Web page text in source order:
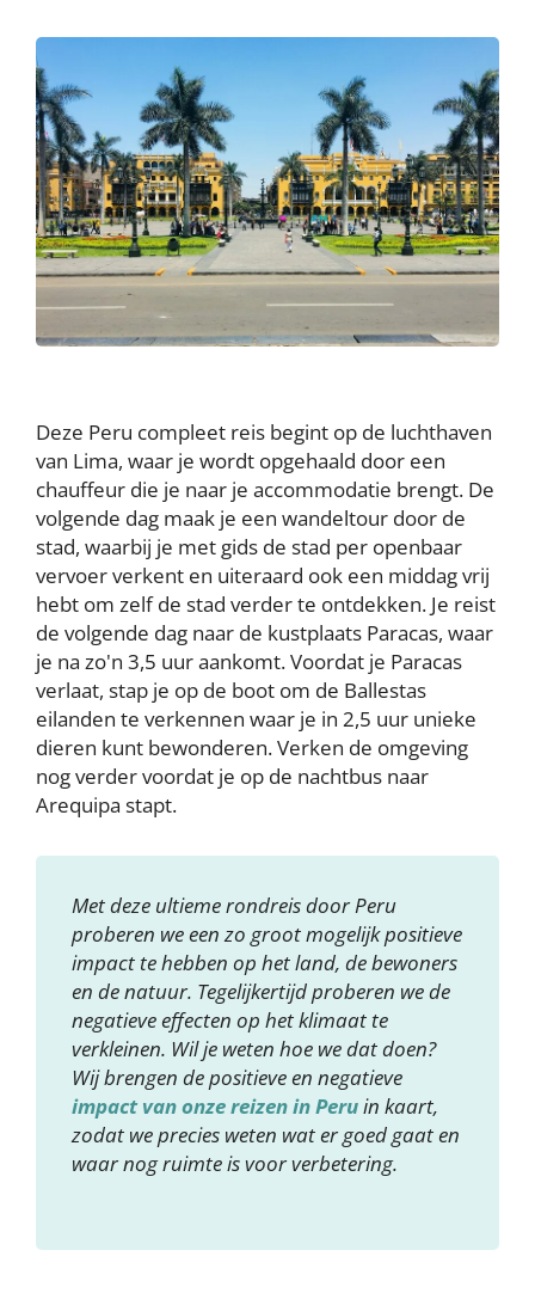
Deze Peru compleet reis begint op de luchthaven
van Lima, waar je wordt opgehaald door een
chauffeur die je naar je accommodatie brengt. De
volgende dag maak je een wandeltour door de
stad, waarbij je met gids de stad per openbaar
vervoer verkent en uiteraard ook een middag vrij
hebt om zelf de stad verder te ontdekken. Je reist
de volgende dag naar de kustplaats Paracas, waar
je na zo'n 3,5 uur aankomt. Voordat je Paracas
verlaat, stap je op de boot om de Ballestas
eilanden te verkennen waar je in 2,5 uur unieke
dieren kunt bewonderen. Verken de omgeving
nog verder voordat je op de nachtbus naar
Arequipa stapt.
Met deze ultieme rondreis door Peru
proberen we een zo groot mogelijk positieve
impact te hebben op het land, de bewoners
en de natuur. Tegelijkertijd proberen we de
negatieve effecten op het klimaat te
verkleinen. Wil je weten hoe we dat doen?
Wij brengen de positieve en negatieve
impact van onze reizen in Peruin kaart,
zodat we precies weten wat er goed gaat en
waar nog ruimte is voor verbetering.